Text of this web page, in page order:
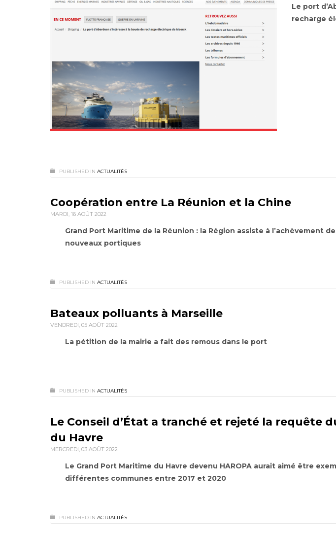
Le port
recharge
PUBLISHED IN ACTUALITÉS
Coopération entre La Réunion et la Chine
MARDI, 16 AOÛT 2022
Grand Port Maritime de la Réunion : la Région assiste à l’achèvement
nouveaux portiques
PUBLISHED IN ACTUALITÉS
Bateaux polluants à Marseille
VENDREDI, 05 AOÛT 2022
La pétition de la mairie a fait des remous dans le port
PUBLISHED IN ACTUALITÉS
Le Conseil d’État a tranché et rejeté la requête
du Havre
MERCREDI, 03 AOÛT 2022
Le Grand Port Maritime du Havre devenu HAROPA aurait aimé être
différentes communes entre 2017 et 2020
PUBLISHED IN ACTUALITÉS